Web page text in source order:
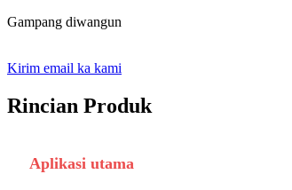
Gampang diwangun
Kirim email ka kami
Rincian Produk
Aplikasi utama